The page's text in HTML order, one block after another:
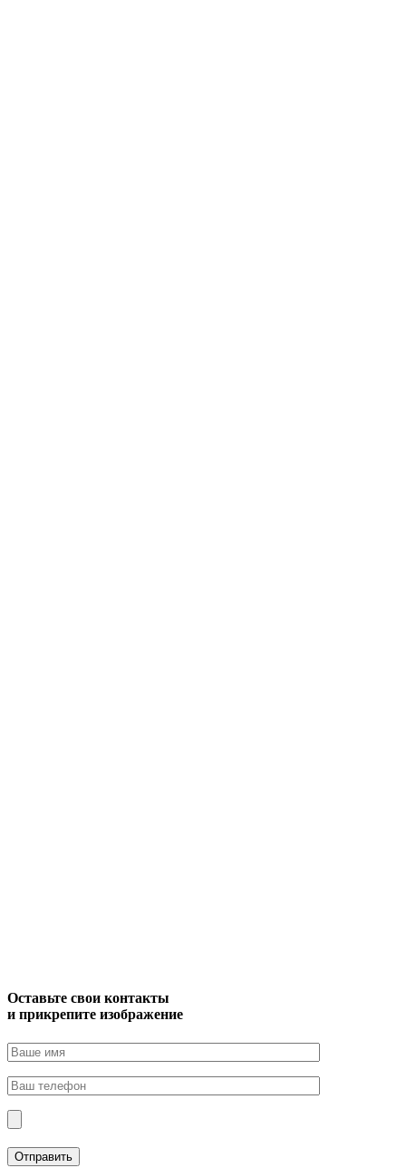
Оставьте свои контакты
и прикрепите изображение